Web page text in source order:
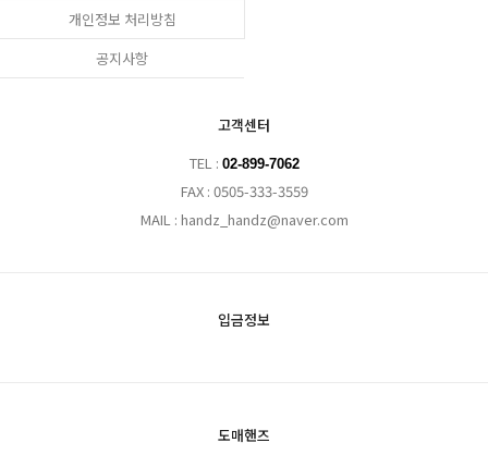
개인정보 처리방침
공지사항
고객센터
TEL : 02-899-7062
FAX : 0505-333-3559
MAIL : handz_handz@naver.com
입금정보
도매핸즈